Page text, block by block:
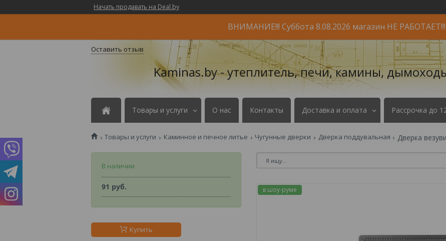
Начать продавать на Deal.by
ВНИМАНИЕ!!! Суббота 8.08.2026 магазин НЕ РАБОТАЕТ!!!
Оставить отзыв
Kaminas.by - утеплитель, печи, камины,
Товары и услуги О нас Контакты Доставка и оплата Рассрочка до
Товары и услуги Каминное и печное литье Чугунные дверки Дверка поддувальная Дверка
в шоу-руме
В наличии
91 руб.
Купить